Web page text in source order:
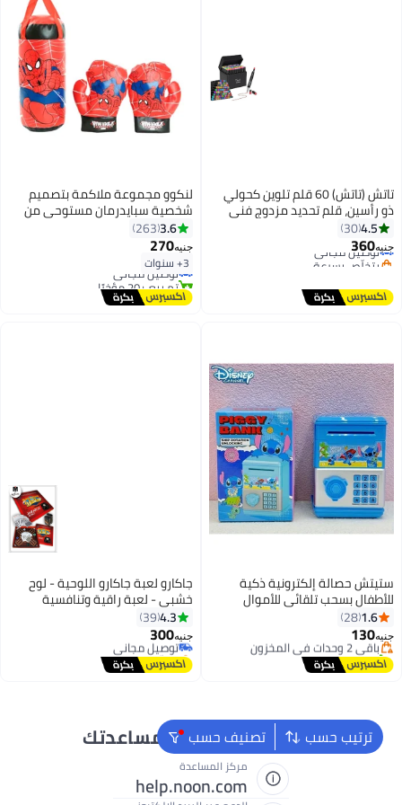
تاتش (تاتش) 60 قلم تلوين كحولي
ذو رأسين، قلم تحديد مزدوج فني
(مجموعة مكونة من 60 قطعة)
4.5
30
جنيه360
توصيل مجاني
بتخلّص بسرعة
توصيل مجاني
لنكوو مجموعة ملاكمة بتصميم
شخصية سبايدرمان مستوحى من
AMT897 inch
3.6
263
جنيه270
توصيل مجاني
تم بيع +20 مؤخرًا
توصيل مجاني
ستيتش حصالة إلكترونية ذكية
للأطفال بسحب تلقائي للأموال
وكلمة سر – تصميمات كرتونية
متعددة وألوان عشوائية – تعليم
الادخار بطريقة ممتعة مع صوت
تفاعلي صغيرة الحجم
1.6
28
جنيه130
أقل سعر في 30 يوم
توصيل مجاني
باقي 2 وحدات في المخزون
تم بيع +20 مؤخرًا
أقل سعر في 30 يوم
جاكارو لعبة جاكارو اللوحية - لوح
خشبي - لعبة راقية وتنافسية
لعب لجميع الألعاب
4.3
39
جنيه300
#11 في ألعاب الطاولة
أقل سعر في 7 يوم
توصيل مجاني
بتخلّص بسرعة
تم بيع +20 مؤخرًا
#11 في ألعاب الطاولة
ترتيب حسب تصنيف حسب
نحن دائماً جاهزون لمساعدتك
مركز المساعدة
help.noon.com